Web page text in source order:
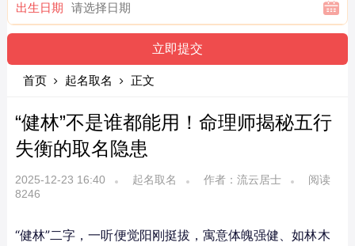
出生日期
首页 起名取名 正文
“健林”不是谁都能用！命理师揭秘五行
失衡的取名隐患
2025-12-23 16:40 起名取名 作者：流云居士
阅读
8246
“健林”二字，一听便觉阳刚挺拔，寓意体魄强健、如林木